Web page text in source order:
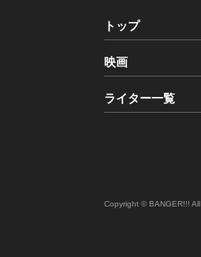
トップ
映画
ライター一覧
Copyright © BANGER!!! All